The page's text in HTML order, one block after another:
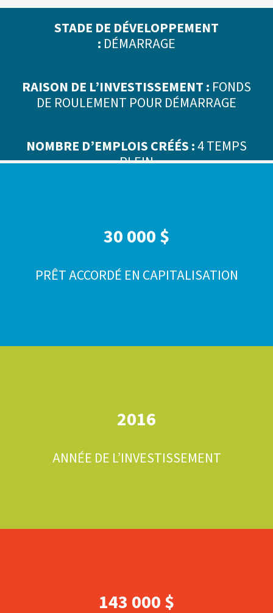
STADE DE DÉVELOPPEMENT
: DÉMARRAGE
RAISON DE L’INVESTISSEMENT : FONDS
DE ROULEMENT POUR DÉMARRAGE
NOMBRE D’EMPLOIS CRÉÉS :4 TEMPS
PLEIN
30 000 $
PRÊT ACCORDÉ EN CAPITALISATION
2016
ANNÉE DE L’INVESTISSEMENT
143 000 $